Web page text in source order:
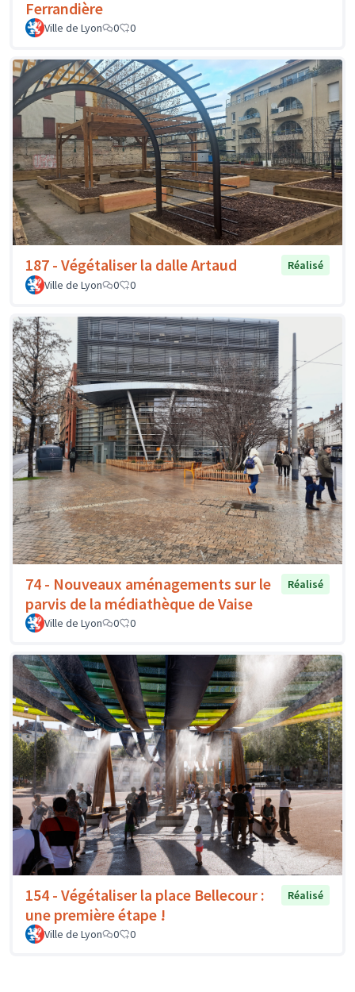
Ferrandière
Ville de Lyon 0 0
187 - Végétaliser la dalle Artaud
Réalisé
Ville de Lyon
0 0
74 - Nouveaux aménagements sur le
parvis de la médiathèque de Vaise
Réalisé
Ville de Lyon 0 0
154 - Végétaliser la place Bellecour :
une première étape !
Réalisé
Ville de Lyon 0 0